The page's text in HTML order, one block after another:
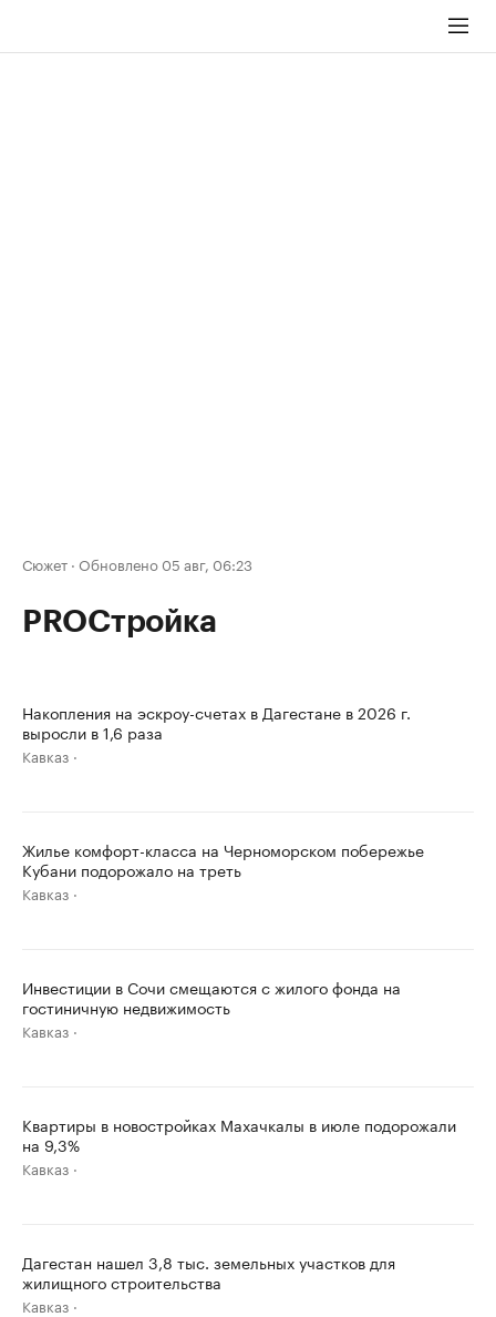
Сюжет · Обновлено 05 авг, 06:23
PROСтройка
Накопления на эскроу-счетах в Дагестане в 2026 г.
выросли в 1,6 раза
Кавказ
Жилье комфорт-класса на Черноморском побережье
Кубани подорожало на треть
Кавказ
Инвестиции в Сочи смещаются с жилого фонда на
гостиничную недвижимость
Кавказ
Квартиры в новостройках Махачкалы в июле подорожали
на 9,3%
Кавказ
Дагестан нашел 3,8 тыс. земельных участков для
жилищного строительства
Кавказ